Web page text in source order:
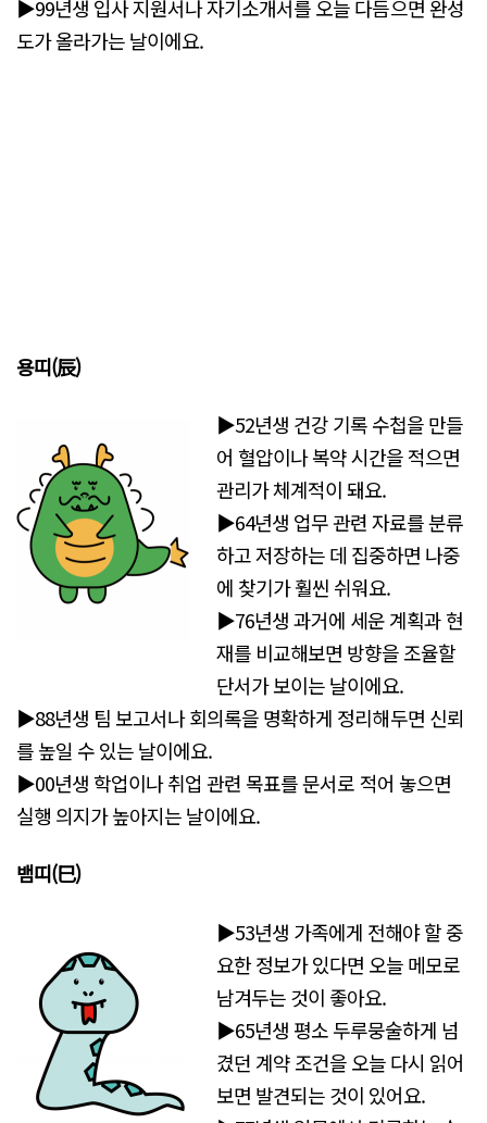
▶99년생 입사 지원서나 자기소개서를 오늘 다듬으면 완성
도가 올라가는 날이에요.
용띠(辰)
▶52년생 건강 기록 수첩을 만들
어 혈압이나 복약 시간을 적으면
관리가 체계적이 돼요.
▶64년생 업무 관련 자료를 분류
하고 저장하는 데 집중하면 나중
에 찾기가 훨씬 쉬워요.
▶76년생 과거에 세운 계획과 현
재를 비교해보면 방향을 조율할
단서가 보이는 날이에요.
▶88년생 팀 보고서나 회의록을 명확하게 정리해두면 신뢰
를 높일 수 있는 날이에요.
▶00년생 학업이나 취업 관련 목표를 문서로 적어 놓으면
실행 의지가 높아지는 날이에요.
뱀띠(巳)
▶53년생 가족에게 전해야 할 중
요한 정보가 있다면 오늘 메모로
남겨두는 것이 좋아요.
▶65년생 평소 두루뭉술하게 넘
겼던 계약 조건을 오늘 다시 읽어
보면 발견되는 것이 있어요.